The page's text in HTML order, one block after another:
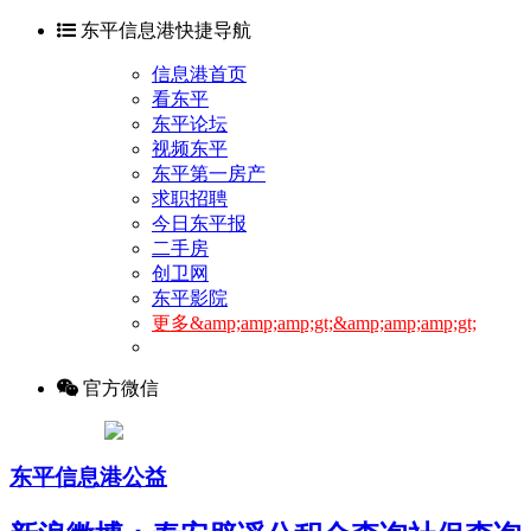
东平信息港快捷导航
信息港首页
看东平
东平论坛
视频东平
东平第一房产
求职招聘
今日东平报
二手房
创卫网
东平影院
更多&amp;amp;amp;gt;&amp;amp;amp;gt;
官方微信
东平信息港公益